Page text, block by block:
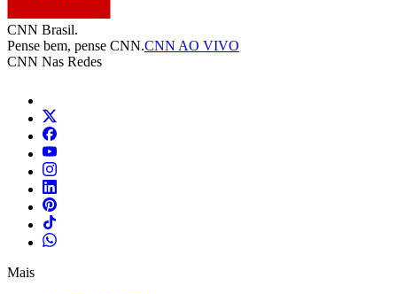
CNN Brasil.
Pense bem, pense CNN.CNN AO VIVO
CNN Nas Redes
Mais